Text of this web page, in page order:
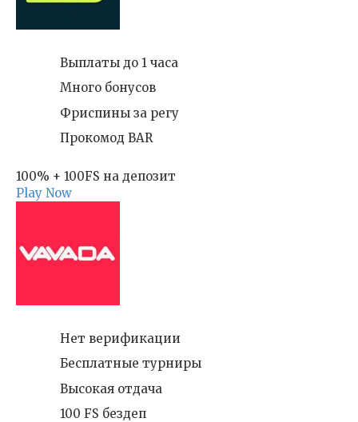
Выплаты до 1 часа
Много бонусов
Фриспины за регу
Прокомод BAR
100% + 100FS на депозит
Play Now
Нет верификации
Бесплатные турниры
Высокая отдача
100 FS бездеп